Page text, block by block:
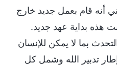
أنه قام بعمل جديد خارج
هذه بداية عهد جديد.
بما لا يمكن للإنسان
تدبير الله وشمل كل